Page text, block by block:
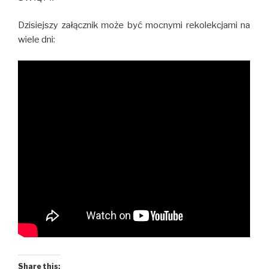
Dzisiejszy załącznik może być mocnymi rekolekcjami na
wiele dni:
Share this: